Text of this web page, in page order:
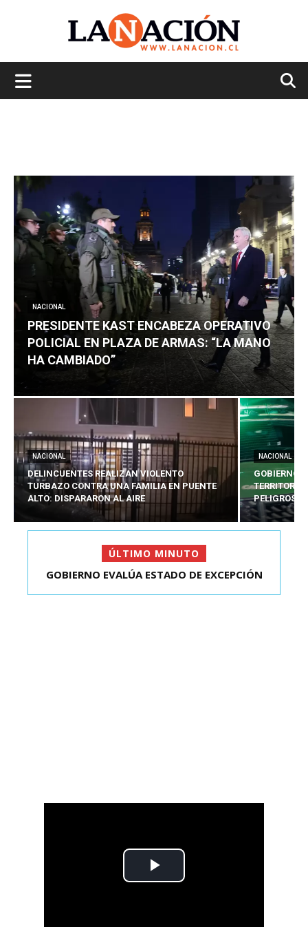
NACIONAL
PRESIDENTE KAST ENCABEZA OPERATIVO
POLICIAL EN PLAZA DE ARMAS: “LA MANO
HA CAMBIADO”
NACIONAL
DELINCUENTES REALIZAN VIOLENTO
TURBAZO CONTRA UNA FAMILIA EN PUENTE
ALTO: DISPARARON AL AIRE
NACIONAL
GOBIERNO
PELIGROSOS
ÚLTIMO MINUTO
PRESIDENTE KAST ENCABEZA OPERATIVO